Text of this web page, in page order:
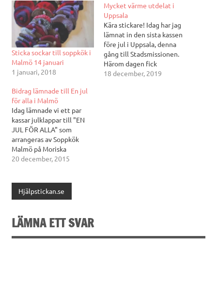
Sticka sockar till soppkök i
Malmö 14 januari
1 januari, 2018
Mycket värme utdelat i
Uppsala
Kära stickare! Idag har jag
lämnat in den sista kassen
före jul i Uppsala, denna
gång till Stadsmissionen.
Härom dagen fick
Frälsningsarmén och
18 december, 2019
Bidrag lämnade till En jul
för alla i Malmö
Idag lämnade vi ett par
kassar julklappar till "EN
JUL FÖR ALLA" som
arrangeras av Soppkök
Malmö på Moriska
paviljongen i Malmö på
bidrag till slutet av januari.
God jul på er! Ann-Marie
20 december, 2015
Hjälpstickan.se
LÄMNA ETT SVAR